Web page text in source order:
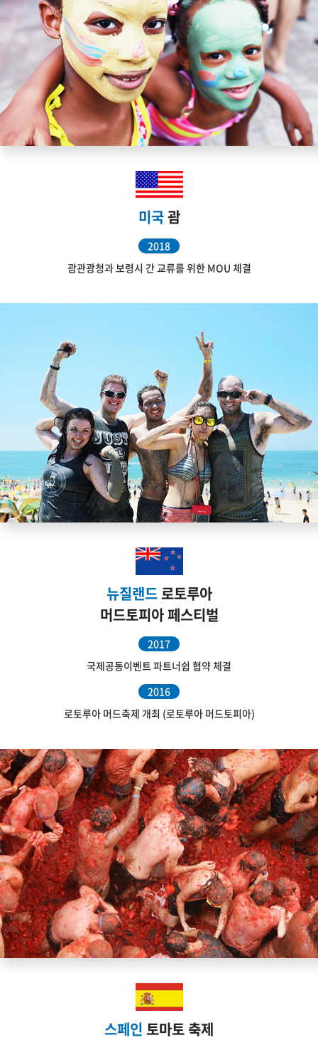
미국괌
2018
괌관광청과 보령시 간 교류를 위한 MOU 체결
뉴질랜드로토루아
머드토피아 페스티벌
2017
국제공동이벤트 파트너쉽 협약 체결
2016
로토루아 머드축제 개최 (로토루아 머드토피아)
스페인 토마토 축제